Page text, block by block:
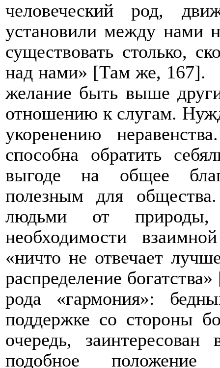
человеческий род,
установили между нами
существовать столько,
над нами» [Там же, 167].
желание быть выше
отношению к слугам.
укоренению
способна обратить
выгоде на общее
полезным для
людьми от природы,
необходимости
«ничто не отвечает
распределение
рода «гармония»:
поддержке со стороны
очередь,
подобное